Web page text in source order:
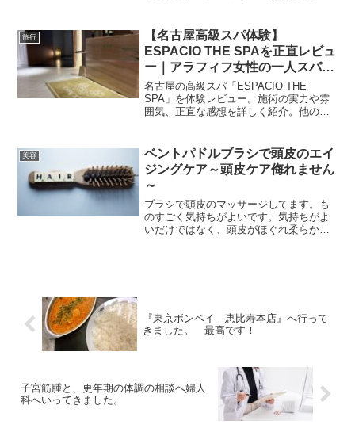
旅行
【名古屋高級スパ体験】
ESPACIO THE SPAを正直レビュ
ー｜アラフィフ女性の一人スパ体
験記
名古屋の高級スパ「ESPACIO THE
SPA」を体験レビュー。施術の実力や雰
囲気、正直な感想を詳しく紹介。他のス
美容
ベントパドルブラシで頭皮のエイ
ジングケア～頭皮ケア侮れません
～
ブラシで頭皮のマッサージしてます。も
のすごく気持ちがよいです。気持ちがよ
いだけではなく、頭皮がほぐれ柔らかく
『東京ボンベイ 恵比寿本店』へ行って
きました。 最高です！
子宮筋腫と、更年期の体調の相談へ婦人
科へいってきました。